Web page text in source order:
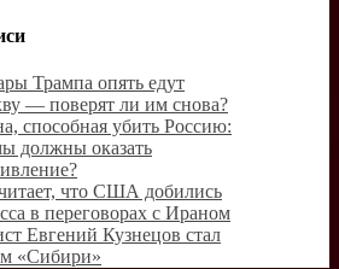
Трампа опять едут
— поверят ли им снова?
способная убить Россию:
должны оказать
что США добились
в переговорах с Ираном
Евгений Кузнецов стал
«Сибири»